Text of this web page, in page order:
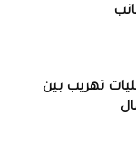
تهريب بين